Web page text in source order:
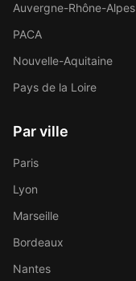
Auvergne-Rhône-Alpes
PACA
Nouvelle-Aquitaine
Pays de la Loire
Par ville
Paris
Lyon
Marseille
Bordeaux
Nantes